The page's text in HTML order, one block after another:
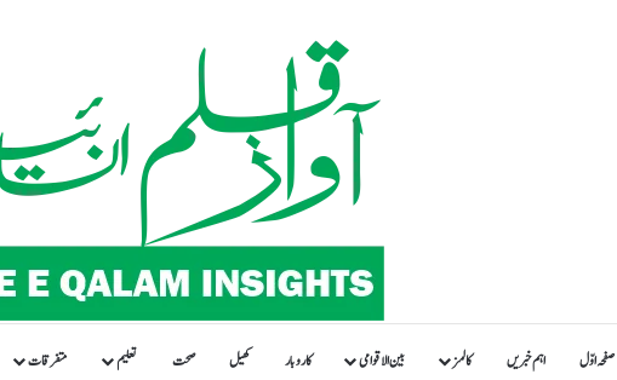
صفحہ اوّل اہم خبریں کالمز بین الاقوامی کاروبار کھیل صحت تعلیم متفرقات